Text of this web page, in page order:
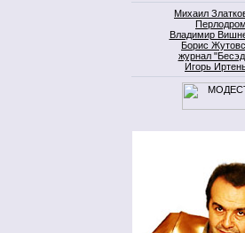
Михаил
Перлодром
Владимир
Борис
журнал
Игорь